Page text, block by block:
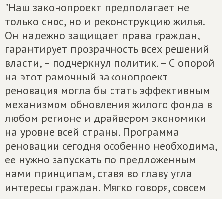
"Наш законопроект предполагает не
только снос, но и реконструкцию жилья.
Он надежно защищает права граждан,
гарантирует прозрачность всех решений
власти, – подчеркнул политик. – С опорой
на этот рамочный законопроект
реновация могла бы стать эффективным
механизмом обновления жилого фонда в
любом регионе и драйвером экономики
на уровне всей страны. Программа
реновации сегодня особенно необходима,
ее нужно запускать по предложенным
нами принципам, ставя во главу угла
интересы граждан. Мягко говоря, совсем